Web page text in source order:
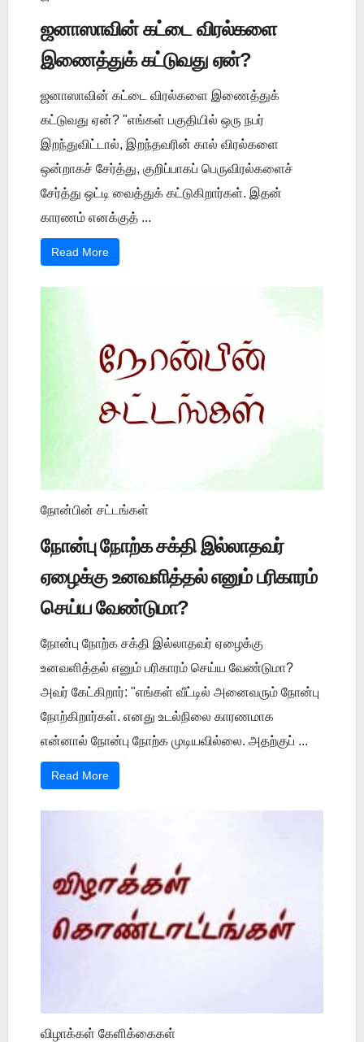
ஜனாஸாவின் கட்டை விரல்களை
இணைத்துக் கட்டுவது ஏன்?
ஜனாஸாவின் கட்டை விரல்களை இணைத்துக்
கட்டுவது ஏன்? "எங்கள் பகுதியில் ஒரு நபர்
இறந்துவிட்டால், இறந்தவரின் கால் விரல்களை
ஒன்றாகச் சேர்த்து, குறிப்பாகப் பெருவிரல்களைச்
சேர்த்து ஒட்டி வைத்துக் கட்டுகிறார்கள். இதன்
காரணம் எனக்குத் ...
Read More
நோன்பின் சட்டங்கள்
நோன்பு நோற்க சக்தி இல்லாதவர்
ஏழைக்கு உனவளித்தல் எனும் பரிகாரம்
செய்ய வேண்டுமா?
நோன்பு நோற்க சக்தி இல்லாதவர் ஏழைக்கு
உனவளித்தல் எனும் பரிகாரம் செய்ய வேண்டுமா?
அவர் கேட்கிறார்: "எங்கள் வீட்டில் அனைவரும் நோன்பு
நோற்கிறார்கள். எனது உடல்நிலை காரணமாக
என்னால் நோன்பு நோற்க முடியவில்லை. அதற்குப் ...
Read More
விழாக்கள் கேளிக்கைகள்